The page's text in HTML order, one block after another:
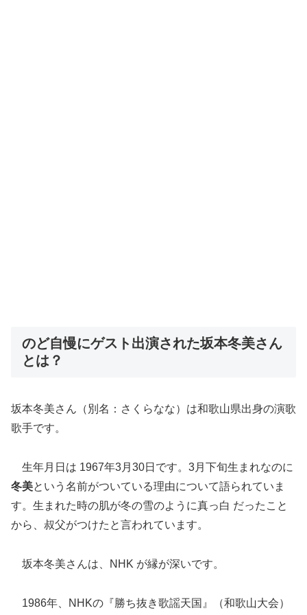
のど自慢にゲスト出演された坂本冬美さん
とは？
坂本冬美さん（別名：さくらなな）は和歌山県出身の演歌
歌手です。
生年月日は 1967年3月30日です。 3月下旬生まれなのに
冬美という名前がついている理由について語られていま
す。生 まれた時の肌が冬の雪のように真っ白 だったこと
から、叔父がつけたと言われています。
坂本冬美さんは、NHK が縁が深いです。
1986年、NHKの『勝ち抜き歌謡天国』（和歌山大会）